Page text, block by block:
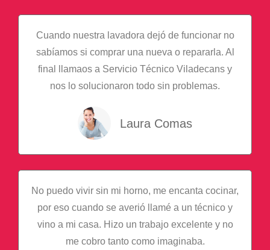
Cuando nuestra lavadora dejó de funcionar no
sabíamos si comprar una nueva o repararla. Al
final llamaos a Servicio Técnico Viladecans y
nos lo solucionaron todo sin problemas.
Laura Comas
No puedo vivir sin mi horno, me encanta cocinar,
por eso cuando se averió llamé a un técnico y
vino a mi casa. Hizo un trabajo excelente y no
me cobro tanto como imaginaba.